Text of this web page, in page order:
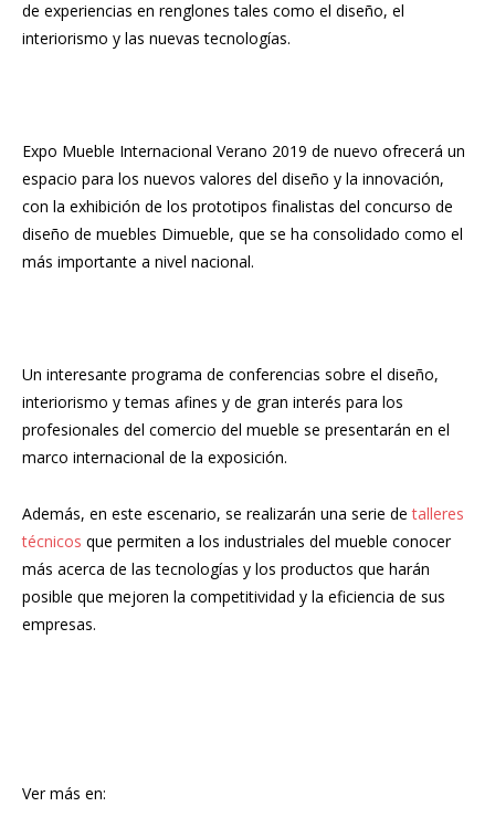
de experiencias en renglones tales como el diseño, el
interiorismo y las nuevas tecnologías.
Expo Mueble Internacional Verano 2019 de nuevo ofrecerá un
espacio para los nuevos valores del diseño y la innovación,
con la exhibición de los prototipos finalistas del concurso de
diseño de muebles Dimueble, que se ha consolidado como el
más importante a nivel nacional.
Un interesante programa de conferencias sobre el diseño,
interiorismo y temas afines y de gran interés para los
profesionales del comercio del mueble se presentarán en el
marco internacional de la exposición.
Además, en este escenario, se realizarán una serie de talleres
técnicos que permiten a los industriales del mueble conocer
más acerca de las tecnologías y los productos que harán
posible que mejoren la competitividad y la eficiencia de sus
empresas.
Ver más en: